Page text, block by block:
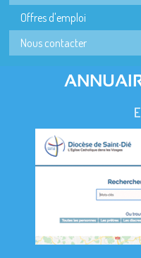
Offres d'emploi
Nous contacter